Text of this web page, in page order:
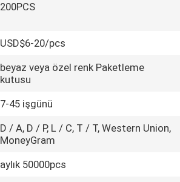
200PCS
USD$6-20/pcs
beyaz veya özel renk Paketleme
kutusu
7-45 işgünü
D / A, D / P, L / C, T / T, Western Union,
MoneyGram
aylık 50000pcs